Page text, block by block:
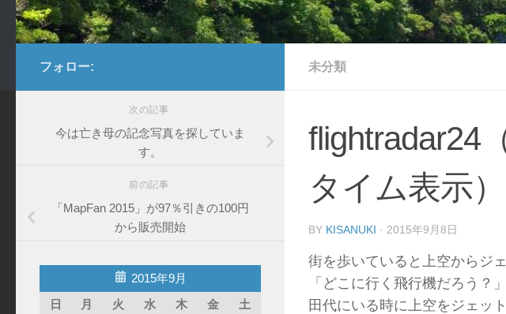
未分類
flightradar24
タイム表示）
BY KISANUKI · 2015年9月8日
街を歩いていると上空からジ
「どこに行く飛行機だろう？
田代にいる時に上空をジェッ
フォロー:
次の記事
今は亡き母の記念写真を探していま
す。
前の記事
「MapFan 2015」が97％引きの100円
から販売開始
2015年9月
日
月 火 水 木 金
土